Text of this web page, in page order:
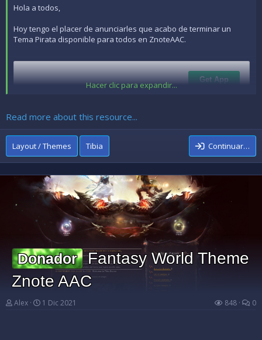
Hola a todos,
Hoy tengo el placer de anunciarles que acabo de terminar un
Tema Pirata disponible para todos en ZnoteAAC.
Ver en vivo la web:Pulse Aquí
Créditos:
Hacer clic para expandir...
Read more about this resource...
Layout / Themes Tibia Continuar…
Donador Fantasy World Theme
Znote AAC
Alex 1 Dic 2021 848 0